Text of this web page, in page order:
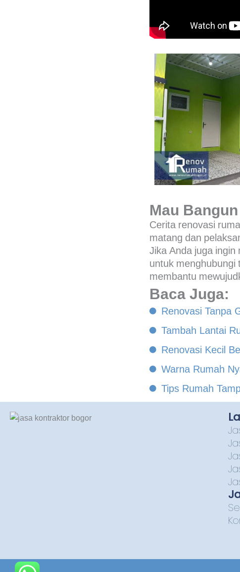
Mau
Cerita renovasi
matang dan
Jika Anda juga ingin
untuk menghubungi
membantu
Baca Juga:
Renovasi Tanpa
Tambah Lantai
Renovasi Kecil
Warna Rumah
Tips Rumah